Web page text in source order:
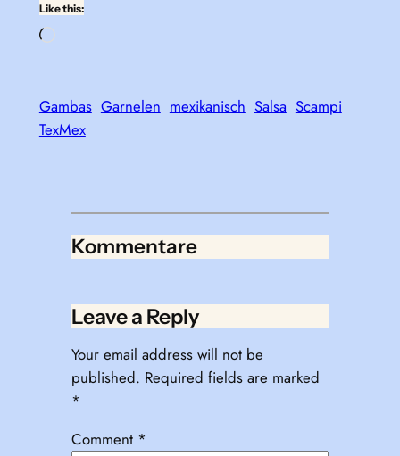
Like this:
Loading…
Gambas Garnelen mexikanisch Salsa Scampi
TexMex
Kommentare
Leave a Reply
Your email address will not be
published. Required fields are marked
*
Comment *